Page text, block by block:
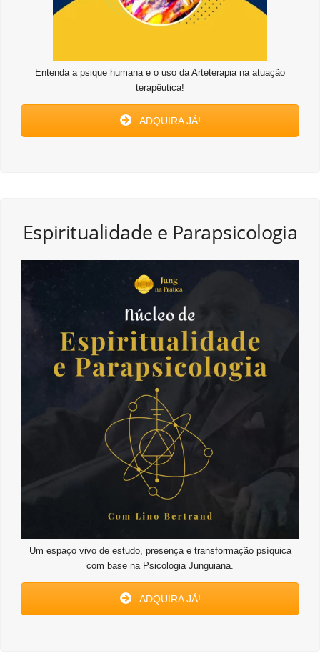
Entenda a psique humana e o uso da Arteterapia na atuação
terapêutica!
ADQUIRA JÁ!
Espiritualidade e Parapsicologia
Um espaço vivo de estudo, presença e transformação psíquica
com base na Psicologia Junguiana.
ADQUIRA JÁ!